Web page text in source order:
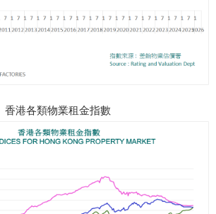
香港各類物業租金指數